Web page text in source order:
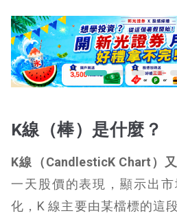
K線（棒）是什麼？
K線（​​CandlesticK Chart）
一天股價的表現，顯示出
化，K 線主要由某檔標的這